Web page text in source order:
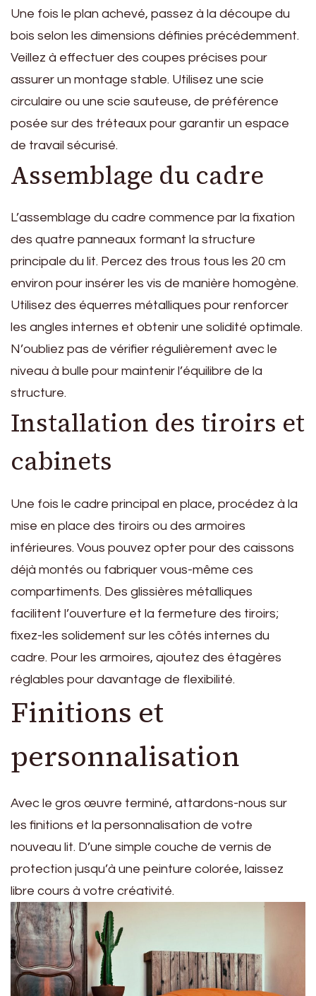
Une fois le plan achevé, passez à la découpe du
bois selon les dimensions définies précédemment.
Veillez à effectuer des coupes précises pour
assurer un montage stable. Utilisez une scie
circulaire ou une scie sauteuse, de préférence
posée sur des tréteaux pour garantir un espace
de travail sécurisé.
Assemblage du cadre
L’assemblage du cadre commence par la fixation
des quatre panneaux formant la structure
principale du lit. Percez des trous tous les 20 cm
environ pour insérer les vis de manière homogène.
Utilisez des équerres métalliques pour renforcer
les angles internes et obtenir une solidité optimale.
N’oubliez pas de vérifier régulièrement avec le
niveau à bulle pour maintenir l’équilibre de la
structure.
Installation des tiroirs et
cabinets
Une fois le cadre principal en place, procédez à la
mise en place des tiroirs ou des armoires
inférieures. Vous pouvez opter pour des caissons
déjà montés ou fabriquer vous-même ces
compartiments. Des glissières métalliques
facilitent l’ouverture et la fermeture des tiroirs;
fixez-les solidement sur les côtés internes du
cadre. Pour les armoires, ajoutez des étagères
réglables pour davantage de flexibilité.
Finitions et
personnalisation
Avec le gros œuvre terminé, attardons-nous sur
les finitions et la personnalisation de votre
nouveau lit. D’une simple couche de vernis de
protection jusqu’à une peinture colorée, laissez
libre cours à votre créativité.